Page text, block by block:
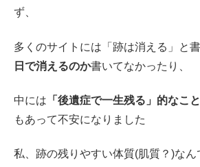
ず、
多くのサイトには「跡は消える」と
日で消えるのか書いてなかったり、
中には 「後遺症で一生残る」的なこ
もあって不安になりました
私、跡の残りやすい体質(肌質？)なん